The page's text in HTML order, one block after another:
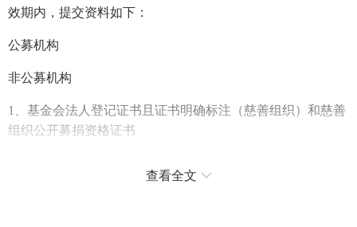
效期内，提交资料如下：
公募机构
非公募机构
1、基金会法人登记证书且证书明确标注（慈善组织）和慈善
组织公开募捐资格证书
查看全文